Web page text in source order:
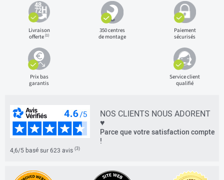
Livraison
offerte(1)
350 centres
de montage
Paiement
sécurisés
Prix bas
garantis
Service client
qualifié
NOS CLIENTS NOUS ADORENT
♥
Parce que votre satisfaction compte
!
4,6/5 basé sur 623 avis (3)